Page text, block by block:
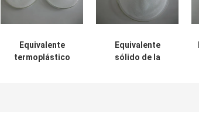
Equivalente
termoplástico
Equivalente
sólido de la